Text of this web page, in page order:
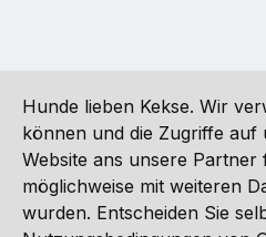
Alle Preise inkl. gesetzl.
Hunde lieben Kekse. Wir
können und die Zugriffe
Website ans unsere
möglichweise mit weiteren
wurden. Entscheiden Sie